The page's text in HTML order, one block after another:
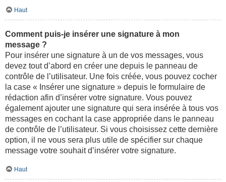
Haut
Comment puis-je insérer une signature à mon
message ?
Pour insérer une signature à un de vos messages, vous
devez tout d’abord en créer une depuis le panneau de
contrôle de l’utilisateur. Une fois créée, vous pouvez cocher
la case « Insérer une signature » depuis le formulaire de
rédaction afin d’insérer votre signature. Vous pouvez
également ajouter une signature qui sera insérée à tous vos
messages en cochant la case appropriée dans le panneau
de contrôle de l’utilisateur. Si vous choisissez cette dernière
option, il ne vous sera plus utile de spécifier sur chaque
message votre souhait d’insérer votre signature.
Haut